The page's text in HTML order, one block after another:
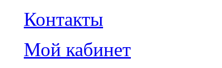
Контакты
Мой кабинет